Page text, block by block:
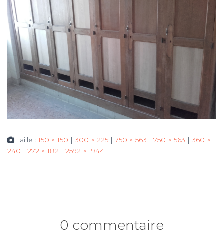
Taille :150 × 150 | 300 × 225 | 750 × 563 | 750 × 563 | 360 ×
240 | 272 × 182 | 2592 × 1944
0 commentaire